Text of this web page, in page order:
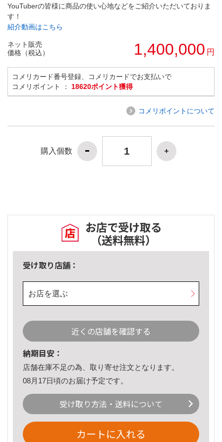
YouTuberの皆様に商品の使い心地などをご紹介いただいておりま
す！
紹介動画はこちら
ネット販売
価格（税込）
1,400,000 円
コメリカード番号登録、コメリカードでお支払いで
コメリポイント ： 18620ポイント獲得
コメリポイントについて
購入個数
お店で受け取る
（送料無料）
受け取り店舗：
お店を選ぶ
近くの店舗を確認する
納期目安：
店舗在庫不足の為、取り寄せ注文となります。
08月17日頃のお届け予定です。
受け取り方法・送料について
カートに入れる